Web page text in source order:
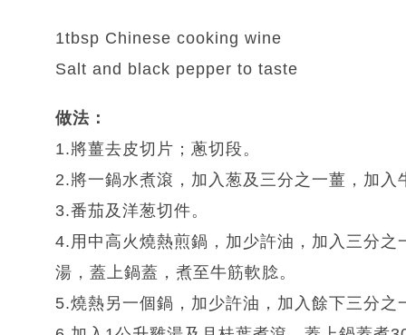
1tbsp Chinese cooking wine
Salt and black pepper to taste
做法：
1.將薑去皮切片；蔥切段。
2.將一鍋水煮滾，加入葱及三分之一薑，加
3.番茄及洋葱切件。
4.用中高火燒熱煎鍋，加少許油，加入三分
湯，蓋上鍋蓋，煮至牛筋軟腍。
5.燒熱另一個鍋，加少許油，加入餘下三分